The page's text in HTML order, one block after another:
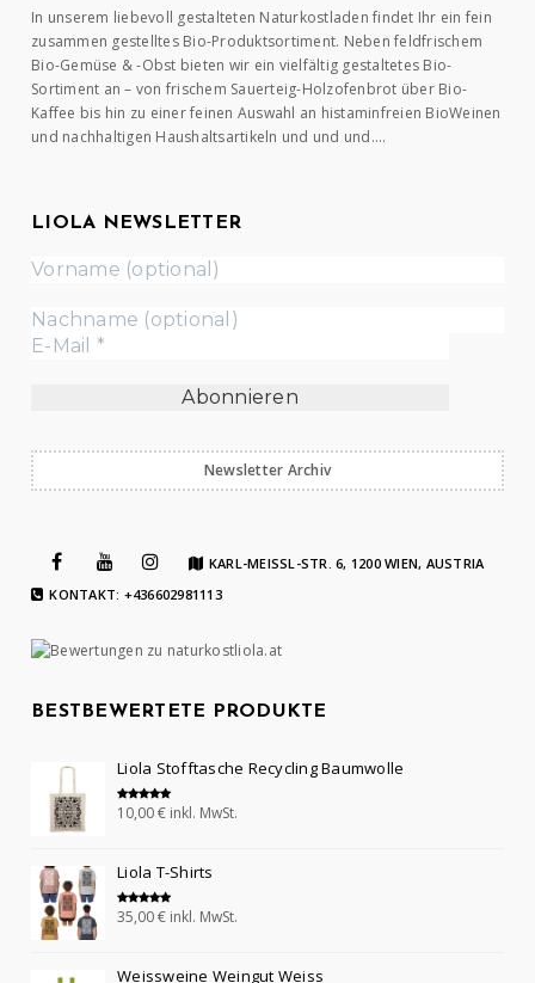
In unserem liebevoll gestalteten Naturkostladen findet Ihr ein fein
zusammen gestelltes Bio-Produktsortiment. Neben feldfrischem
Bio-Gemüse & -Obst bieten wir ein vielfältig gestaltetes Bio-
Sortiment an – von frischem Sauerteig-Holzofenbrot über Bio-
Kaffee bis hin zu einer feinen Auswahl an histaminfreien BioWeinen
und nachhaltigen Haushaltsartikeln und und und….
LIOLA NEWSLETTER
Newsletter Archiv
KARL-MEISSL-STR. 6, 1200 WIEN, AUSTRIA
KONTAKT: +436602981113
BESTBEWERTETE PRODUKTE
Liola Stofftasche Recycling Baumwolle
Bewertet mit
5.00
10,00€ inkl. MwSt.
Liola T-Shirts
Bewertet mit
5.00
35,00€ inkl. MwSt.
Weissweine Weingut Weiss